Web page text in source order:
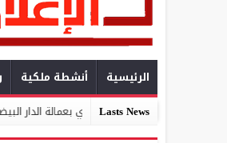
الرئيسية أنشطة ملكية
Lasts News
بعمالة الدار البيضاء المركز